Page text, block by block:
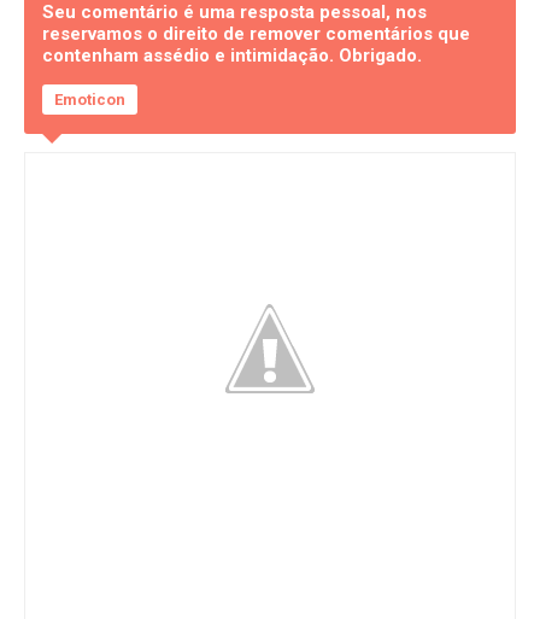
Seu comentário é uma resposta pessoal, nos
reservamos o direito de remover comentários que
contenham assédio e intimidação. Obrigado.
Emoticon